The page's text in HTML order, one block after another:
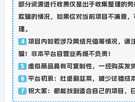
部分资源进行收费仅是出于收集整理的
欺骗的情况，如果你对当前项目不满意
理。
4 项目内如若涉及网络充值等情况，请
骗！非本平台自营业务概不负责！
5 虚拟商品具有可复制性，一经购买发
6 平台初衷：杜绝割韭菜，减少试错成本
7 祝大家：都能找到适合自己的项目，